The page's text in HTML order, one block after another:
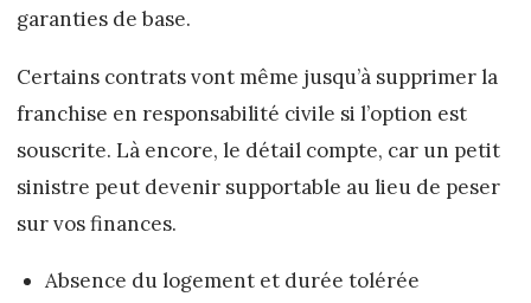
garanties de base.
Certains contrats vont même jusqu’à supprimer la
franchise en responsabilité civile si l’option est
souscrite. Là encore, le détail compte, car un petit
sinistre peut devenir supportable au lieu de peser
sur vos finances.
Absence du logement et durée tolérée